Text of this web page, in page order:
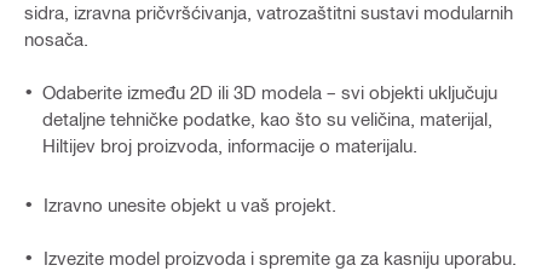
sidra, izravna pričvršćivanja, vatrozaštitni sustavi modularnih
nosača.
Odaberite između 2D ili 3D modela – svi objekti uključuju
detaljne tehničke podatke, kao što su veličina, materijal,
Hiltijev broj proizvoda, informacije o materijalu.
• Izravno unesite objekt u vaš projekt.
• Izvezite model proizvoda i spremite ga za kasniju uporabu.